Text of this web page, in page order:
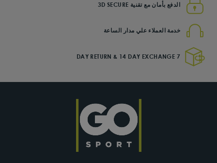
الدفع بأمان مع تقنية 3D SECURE
خدمة العملاء علي مدار الساعة
7 DAY RETURN & 14 DAY EXCHANGE